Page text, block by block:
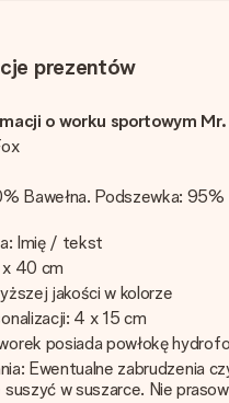
prezentów
o worku sportowym Mr.
Bawełna. Podszewka:
Imię / tekst
40 cm
jakości w kolorze
4 x 15 cm
posiada powłokę
Ewentualne zabrudzenia
w suszarce. Nie